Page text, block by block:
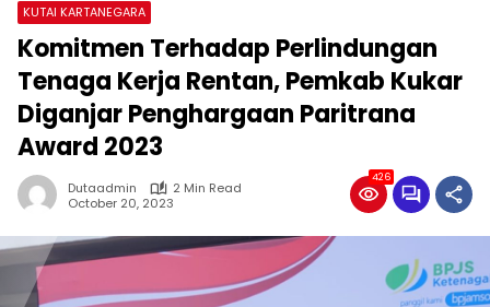
KUTAI KARTANEGARA
Komitmen Terhadap Perlindungan
Tenaga Kerja Rentan, Pemkab Kukar
Diganjar Penghargaan Paritrana
Award 2023
Dutaadmin
2 Min Read
October 20, 2023
426